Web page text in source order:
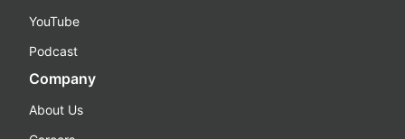
YouTube
Podcast
Company
About Us